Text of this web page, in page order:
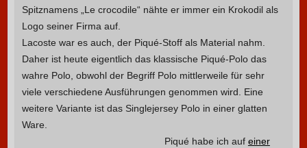
Spitznamens „Le crocodile“ nähte er immer ein Krokodil als
Logo seiner Firma auf.
Lacoste war es auch, der Piqué-Stoff als Material nahm.
Daher ist heute eigentlich das klassische Piqué-Polo das
wahre Polo, obwohl der Begriff Polo mittlerweile für sehr
viele verschiedene Ausführungen genommen wird. Eine
weitere Variante ist das Singlejersey Polo in einer glatten
Ware.
Piqué habe ich auf einer